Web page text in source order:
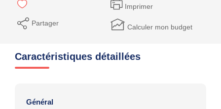
Imprimer
Partager Calculer mon budget
Caractéristiques détaillées
Général